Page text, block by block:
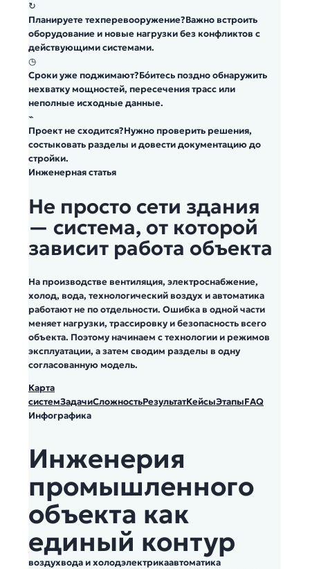
↻
Планируете техперевооружение?Важно встроить
оборудование и новые нагрузки без конфликтов с
действующими системами.
◷
Сроки уже поджимают?Бо́итесь поздно обнаружить
нехватку мощностей, пересечения трасс или
неполные исходные данные.
⌁
Проект не сходится?Нужно проверить решения,
состыковать разделы и довести документацию до
стройки.
Инженерная статья
Не просто сети здания
— система, от которой
зависит работа объекта
На производстве вентиляция, электроснабжение,
холод, вода, технологический воздух и автоматика
работают не по отдельности. Ошибка в одной части
меняет нагрузки, трассировку и безопасность всего
объекта. Поэтому начинаем с технологии и режимов
эксплуатации, а затем сводим разделы в одну
согласованную модель.
Карта
системЗадачиСложностьРезультатКейсыЭтапыFAQ
Инфографика
Инженерия
промышленного
объекта как
единый контур
воздухвода и холодэлектрикаавтоматика